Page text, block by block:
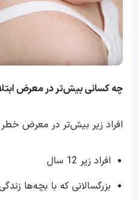
چه کسانی بیش‌تر در معرض
افراد زیر بیش‌تر در معرض خطر
افراد زیر 12 سال
بزرگسالانی که با بچه‌ها